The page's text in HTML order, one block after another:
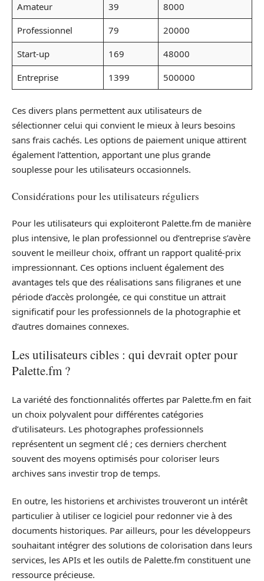
Amateur
39
8000
Professionnel
79
20000
Start-up
169
48000
Entreprise
1399 500000
Ces divers plans permettent aux utilisateurs de
sélectionner celui qui convient le mieux à leurs besoins
sans frais cachés. Les options de paiement unique attirent
également l’attention, apportant une plus grande
souplesse pour les utilisateurs occasionnels.
Considérations pour les utilisateurs réguliers
Pour les utilisateurs qui exploiteront Palette.fm de manière
plus intensive, le plan professionnel ou d’entreprise s’avère
souvent le meilleur choix, offrant un rapport qualité-prix
impressionnant. Ces options incluent également des
avantages tels que des réalisations sans filigranes et une
période d’accès prolongée, ce qui constitue un attrait
significatif pour les professionnels de la photographie et
d’autres domaines connexes.
Les utilisateurs cibles : qui devrait opter pour
Palette.fm ?
La variété des fonctionnalités offertes par Palette.fm en fait
un choix polyvalent pour différentes catégories
d’utilisateurs. Les photographes professionnels
représentent un segment clé ; ces derniers cherchent
souvent des moyens optimisés pour coloriser leurs
archives sans investir trop de temps.
En outre, les historiens et archivistes trouveront un intérêt
particulier à utiliser ce logiciel pour redonner vie à des
documents historiques. Par ailleurs, pour les développeurs
souhaitant intégrer des solutions de colorisation dans leurs
services, les APIs et les outils de Palette.fm constituent une
ressource précieuse.